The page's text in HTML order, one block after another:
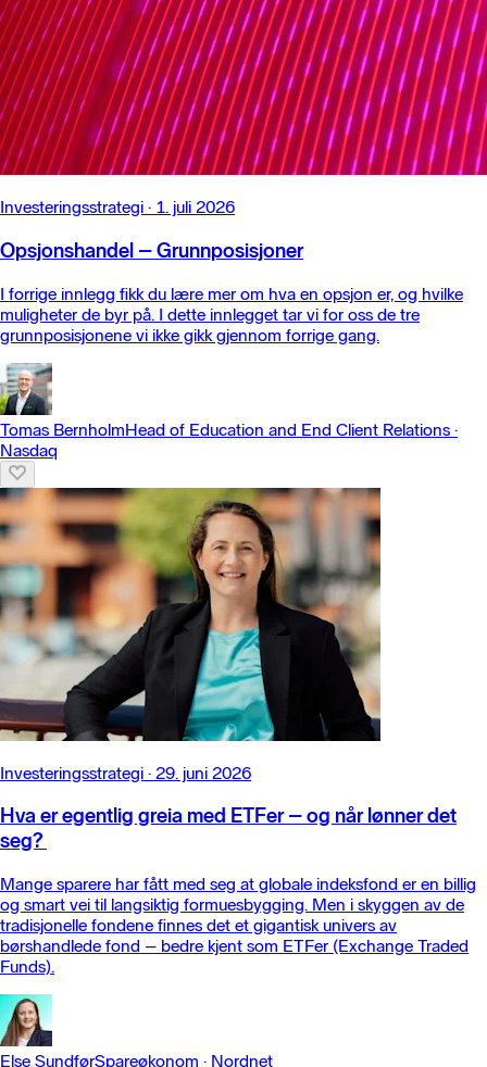
Investeringsstrategi · 1. juli 2026
Opsjonshandel – Grunnposisjoner
I forrige innlegg fikk du lære mer om hva en opsjon er, og hvilke
muligheter de byr på. I dette innlegget tar vi for oss de tre
grunnposisjonene vi ikke gikk gjennom forrige gang.
Tomas BernholmHead of Education and End Client Relations ·
Nasdaq
Investeringsstrategi · 29. juni 2026
Hva er egentlig greia med ETFer – og når lønner det
seg?
Mange sparere har fått med seg at globale indeksfond er en billig
og smart vei til langsiktig formuesbygging. Men i skyggen av de
tradisjonelle fondene finnes det et gigantisk univers av
børshandlede fond – bedre kjent som ETFer (Exchange Traded
Funds).
Else SundførSpareøkonom · Nordnet